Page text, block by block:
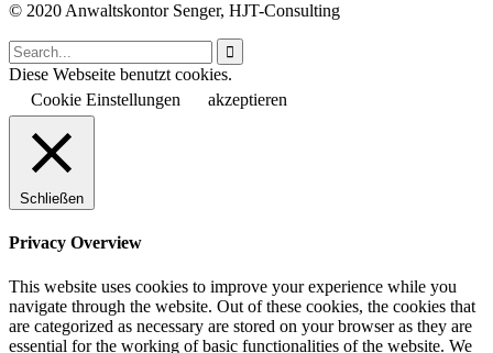
© 2020 Anwaltskontor Senger, HJT-Consulting

Diese Webseite benutzt cookies.
Cookie Einstellungen
akzeptieren
Schließen
Privacy Overview
This website uses cookies to improve your experience while you
navigate through the website. Out of these cookies, the cookies that
are categorized as necessary are stored on your browser as they are
essential for the working of basic functionalities of the website. We